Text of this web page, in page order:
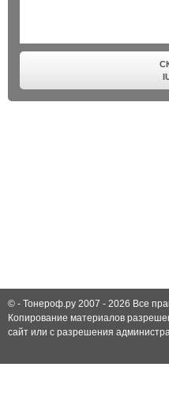
© - Тонероф.ру 2007 - 2026 Все
Копирование материалов
сайт или с разрешения